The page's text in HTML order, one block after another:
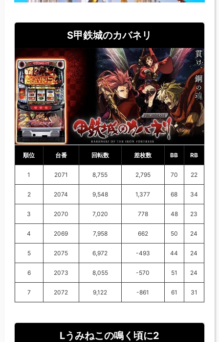
S甲鉄城のカバネリ
順位 台番 回転数 差枚数 BB RB
1 2071 8,755 2,795 70 22
2 2074 9,548 1,377 68 34
3 2070 7,020 778 48 23
4 2069 7,958 662 50 24
5 2075 6,972 -493 44 24
6 2073 8,055 -570 51 24
7 2072 9,122 -861 61 31
Lうみねこの鳴く頃に2